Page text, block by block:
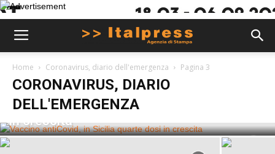
Home Coronavirus, diario dell'emergenza Pagina 3
CORONAVIRUS, DIARIO
DELL'EMERGENZA
CORONAVIRUS, DIARIO DELL'EMERGENZA
Vaccino antiCovid, in Sicilia quarte dosi
in crescita